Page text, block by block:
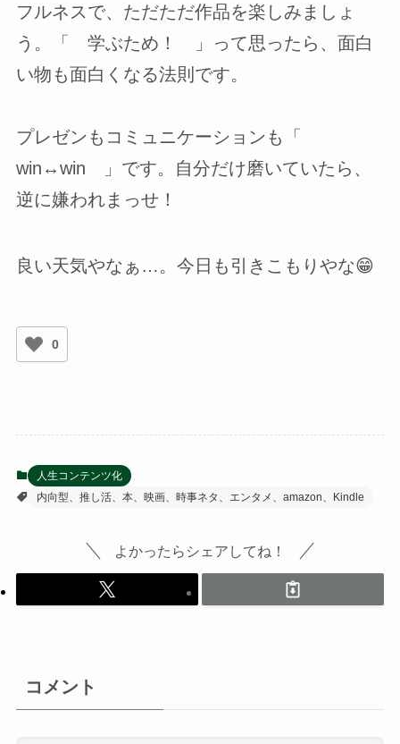
フルネスで、ただただ作品を楽しみましょ
う。「 学ぶため！ 」って思ったら、面白
い物も面白くなる法則です。
プレゼンもコミュニケーションも「
win↔win 」です。自分だけ磨いていたら、
逆に嫌われまっせ！
良い天気やなぁ…。今日も引きこもりやな😁
0
人生コンテンツ化
内向型、推し活、本、映画、時事ネタ、エンタメ、amazon、Kindle
よかったらシェアしてね！
コメント